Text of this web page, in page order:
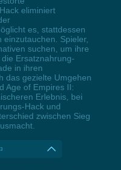
eliminiert
es, stattdessen
Spieler,
suchen, um ihre
Ersatznahrung-
in ihren
das gezielte Umgehen
Age of Empires II:
Erlebnis, bei
Hack und
zwischen Sieg